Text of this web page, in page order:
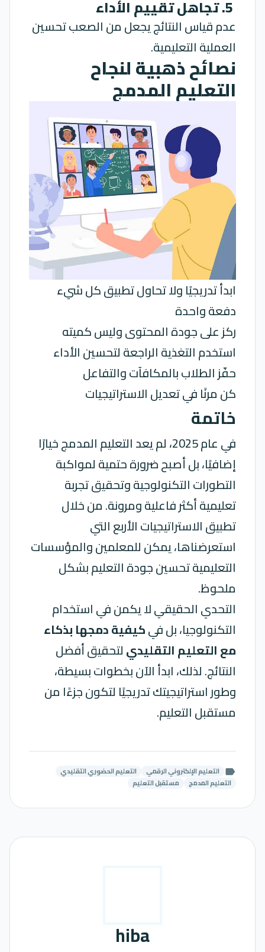
عدم قياس النتائج يجعل من الصعب تحسين
العملية التعليمية.
نصائح ذهبية لنجاح
التعليم المدمج
ابدأ تدريجيًا ولا تحاول تطبيق كل شيء
دفعة واحدة
ركز على جودة المحتوى وليس كميته
استخدم التغذية الراجعة لتحسين الأداء
حفّز الطلاب بالمكافآت والتفاعل
كن مرنًا في تعديل الاستراتيجيات
خاتمة
في عام 2025، لم يعد التعليمالمدمج خيارًا
إضافيًا، بل أصبح ضرورة حتمية لمواكبة
التطورات التكنولوجية وتحقيق تجربة
تعليمية أكثر فاعلية ومرونة. من خلال
تطبيق الاستراتيجيات الأربع التي
استعرضناها، يمكن للمعلمين والمؤسسات
التعليمية تحسين جودة التعليم بشكل
ملحوظ.
التحدي الحقيقي لا يكمن في استخدام
التكنولوجيا، بل فيكيفية دمجها بذكاء
مع التعليم التقليديلتحقيق أفضل
النتائج. لذلك، ابدأ الآن بخطوات بسيطة،
وطور استراتيجيتك تدريجيًا لتكون جزءًا من
مستقبل التعليم.
label التعليم الإلكتروني الرقمي
التعليم الحضوري التقليدي
التعليم المدمج
مستقبل التعليم
hiba